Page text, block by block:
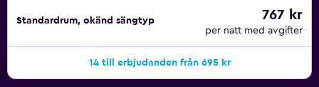
Standardrum, okänd sängtyp 767 kr
per natt med avgifter
14 till erbjudanden från 695 kr